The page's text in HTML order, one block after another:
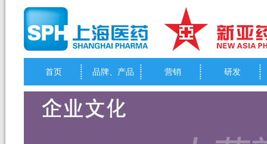
首页 品牌、产品 营销 研发